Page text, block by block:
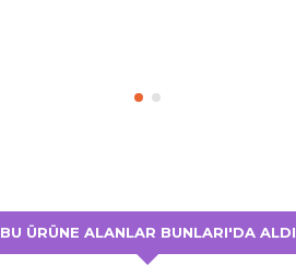
BU ÜRÜNE ALANLAR BUNLARI'DA ALDI